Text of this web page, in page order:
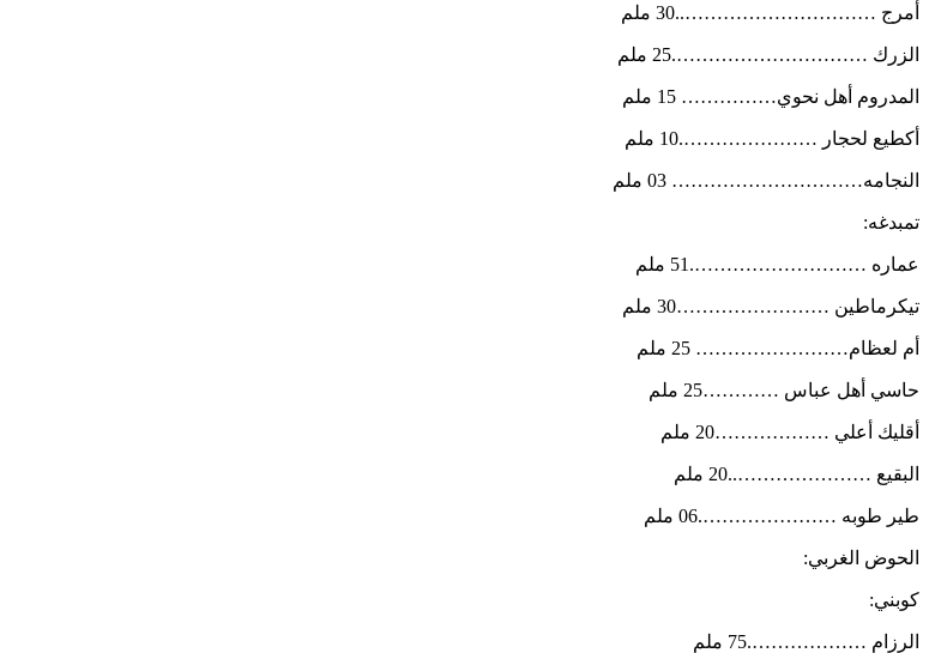
أمرج …………………………..30 ملم
الزرك ………………………….25 ملم
المدروم أهل نحوي…………… 15 ملم
أكطيع لحجار ………………….10 ملم
النجامه………………………… 03 ملم
تمبدغه:
عماره ……………………….51 ملم
تيكرماطين ……………………30 ملم
أم لعظام…………………… 25 ملم
حاسي أهل عباس …………25 ملم
أقليك أعلي ………………20 ملم
البقيع …………………..20 ملم
طير طوبه ………………….06 ملم
الحوض الغربي:
كوبني:
الرزام ……………….75 ملم